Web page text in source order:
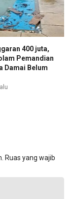
400 juta,
Pemandian
Damai Belum
Ruas yang wajib